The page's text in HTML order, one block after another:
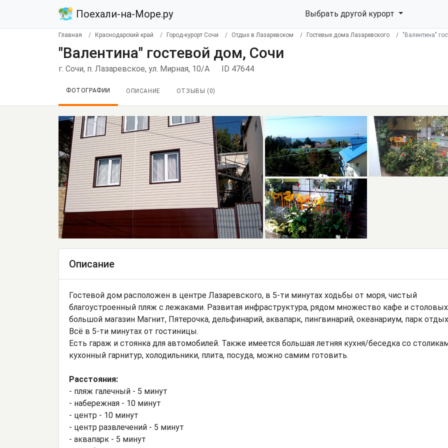
Поехали-на-Море.ру Выбрать другой курорт
Главная Краснодарский край Город-курорт Сочи Отдых в Лазаревском Гостевые дома Лазаревского "Валентина"
"Валентина" гостевой дом, Сочи
г. Сочи, п. Лазаревское, ул. Мирная, 10/А ID 47644
ФОТОГРАФИИ ОПИСАНИЕ ОТЗЫВЫ ( 0)
Описание
Гостевой дом расположен в центре Лазаревского, в 5-ти минутах ходьбы от моря, чистый
благоустроенный пляж с лежаками. Развитая инфраструктура, рядом множество кафе и
большой магазин Магнит, Пятерочка, дельфинарий, аквапарк, пингвинарий, океанариум, парк
Всё в 5-ти минутах от гостиницы.
Есть гараж и стоянка для автомобилей. Также имеется большая летняя кухня/беседка со
кухонный гарнитур, холодильники, плита, посуда, можно самим готовить.
Расстояния:
- пляж галечный - 5 минут
- набережная - 10 минут
- центр - 10 минут
- центр развлечений - 5 минут
- аквапарк - 5 минут